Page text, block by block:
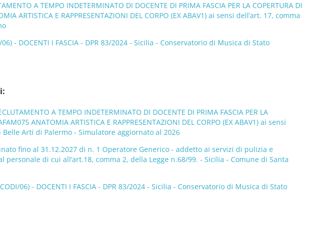
A TEMPO INDETERMINATO DI DOCENTE DI PRIMA FASCIA PER LA COPERTURA DI
ARTISTICA E RAPPRESENTAZIONI DEL CORPO (EX ABAV1) ai sensi dell’art. 17, comma
06) - DOCENTI I FASCIA - DPR 83/2024 - Sicilia - Conservatorio di Musica di Stato
A TEMPO INDETERMINATO DI DOCENTE DI PRIMA FASCIA PER LA
ANATOMIA ARTISTICA E RAPPRESENTAZIONI DEL CORPO (EX ABAV1) ai sensi
Belle Arti di Palermo - Simulatore aggiornato al 2026
fino al 31.12.2027 di n. 1 Operatore Generico - addetto ai servizi di pulizia e
di cui all’art.18, comma 2, della Legge n.68/99. - Sicilia - Comune di Santa
06) - DOCENTI I FASCIA - DPR 83/2024 - Sicilia - Conservatorio di Musica di Stato